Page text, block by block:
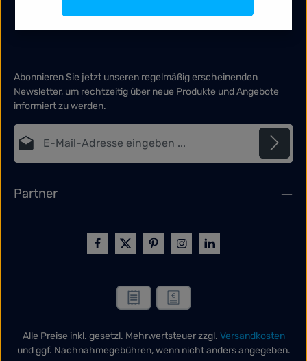
Abonnieren Sie jetzt unseren regelmäßig erscheinenden
Newsletter, um rechtzeitig über neue Produkte und Angebote
informiert zu werden.
E-Mail-Adresse*
Ich habe die
Die mit einem Stern (*) markierten Felder sind Pflichtfelder.
Partner
Alle Preise inkl. gesetzl. Mehrwertsteuer zzgl. Versandkosten
und ggf. Nachnahmegebühren, wenn nicht anders angegeben.